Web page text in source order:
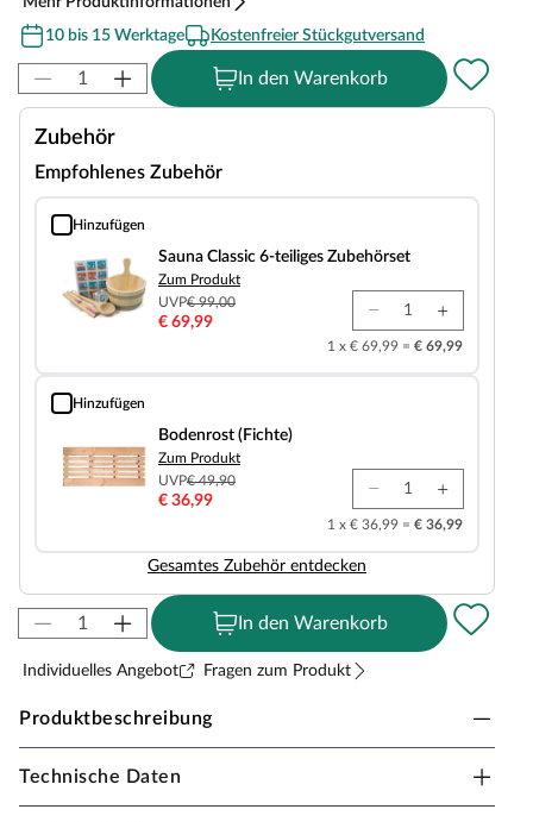
10 bis 15 Werktage
Kostenfreier Stückgutversand
In den Warenkorb
Zubehör
Empfohlenes Zubehör
Hinzufügen
Sauna Classic 6-teiliges Zubehörset
Sauna Classic 6-teiliges Zubehörset
Zum Produkt
UVP€ 99,00
€ 69,99
1 x € 69,99 = € 69,99
Hinzufügen
Bodenrost (Fichte)
Bodenrost (Fichte)
Zum Produkt
UVP€ 49,90
€ 36,99
1 x € 36,99 = € 36,99
Gesamtes Zubehör entdecken
In den Warenkorb
Individuelles Angebot Fragen zum Produkt
Produktbeschreibung
Sicherheitshinweise
Technische Daten